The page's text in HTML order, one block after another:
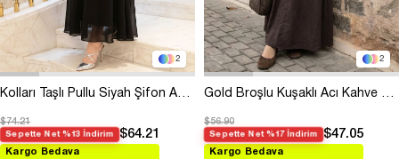
2
Kolları Taşlı Pullu Siyah Şifon Abiye
$74.21
Sepette Net %13 İndirim $64.21
Kargo Bedava
2
Gold Broşlu Kuşaklı Acı Kahve Modal Elbise
$56.90
Sepette Net %17 İndirim $47.05
Kargo Bedava